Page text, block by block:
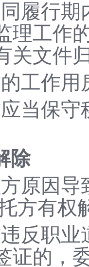
履行期
理工作
关文件
工作
当保
除
原因
方有权
反职
证的，